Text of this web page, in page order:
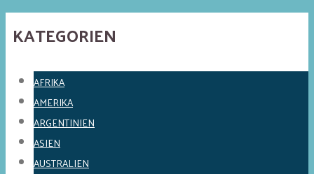
KATEGORIEN
AFRIKA
AMERIKA
ARGENTINIEN
ASIEN
AUSTRALIEN